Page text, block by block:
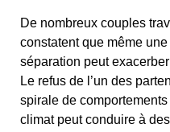
De nombreux couples
constatent que même
séparation peut
Le refus de l’un des
spirale de
climat peut conduire à